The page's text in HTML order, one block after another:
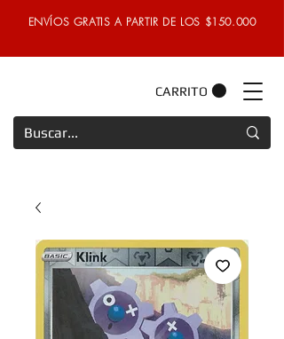
ENVÍOS GRATIS A PARTIR DE LOS $150.000
CARRITO